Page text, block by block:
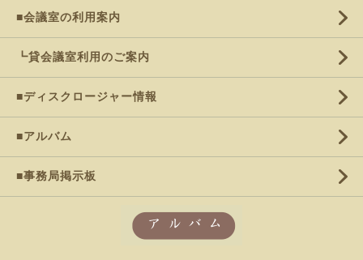
■会議室の利用案内
┗貸会議室利用のご案内
■ディスクロージャー情報
■アルバム
■事務局掲示板